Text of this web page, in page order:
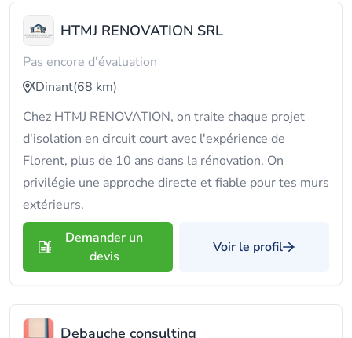
HTMJ RENOVATION SRL
Pas encore d'évaluation
Dinant(68 km)
Chez HTMJ RENOVATION, on traite chaque projet
d'isolation en circuit court avec l'expérience de
Florent, plus de 10 ans dans la rénovation. On
privilégie une approche directe et fiable pour tes murs
extérieurs.
Demander un
devis
Voir le profil
Debauche consulting